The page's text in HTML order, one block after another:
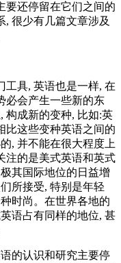
要还停留在它们之间的
, 很少有几篇文章涉及
具, 英语也是一样, 在
必会产生一些新的东
构成新的变种, 比如:英
比这些变种英语之间的
, 并不能在很大程度上
注的是美式英语和英式
其国际地位的日益增
所接受, 特别是年轻
时尚。在世界各地的
语占有同样的地位, 甚
的认识和研究主要停